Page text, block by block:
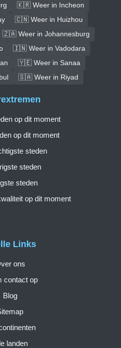
🇰🇷 Weer in Incheon
🇨🇳 Weer in Huizhou
🇿🇦 Weer in Johannesburg
🇮🇳 Weer in Vadodara
🇾🇪 Weer in Sanaa
🇸🇦 Weer in Riyad
Links
ons
contact op
Blog
landen
op dit moment
op dit moment
steden
steden
steden
op dit moment